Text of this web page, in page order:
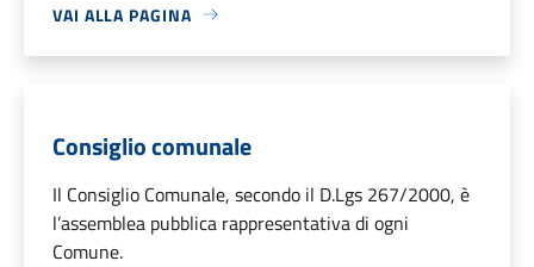
VAI ALLA PAGINA
Consiglio comunale
Il Consiglio Comunale, secondo il D.Lgs 267/2000, è
l’assemblea pubblica rappresentativa di ogni
Comune.